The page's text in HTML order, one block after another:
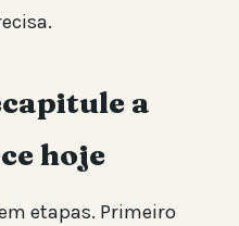
a
hoje
etapas. Primeiro